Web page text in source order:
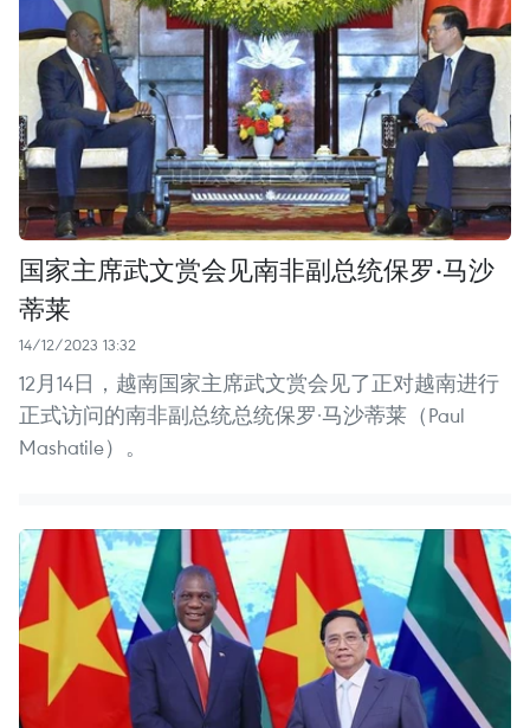
国家主席武文赏会见南非副总统保罗·马沙
蒂莱
14/12/2023 13:32
12月14日，越南国家主席武文赏会见了正对越南进行
正式访问的南非副总统总统保罗·马沙蒂莱（Paul
Mashatile）。